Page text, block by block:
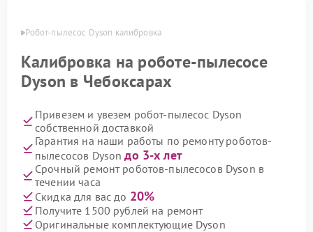
Робот-пылесос Dyson калибровка
Калибровка на роботе-пылесосе
Dyson в Чебоксарах
Привезем и увезем робот-пылесос Dyson
собственной доставкой
Гарантия на наши работы по ремонту роботов-
пылесосов Dysonдо 3-х лет
Срочный ремонт роботов-пылесосов Dyson в
течении часа
Скидка для вас до 20%
Получите 1500 рублей на ремонт
Оригинальные комплектующие Dyson